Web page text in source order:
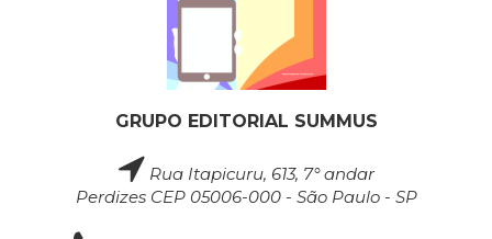
GRUPO EDITORIAL SUMMUS
Rua Itapicuru, 613, 7° andar
Perdizes CEP 05006-000 - São Paulo - SP